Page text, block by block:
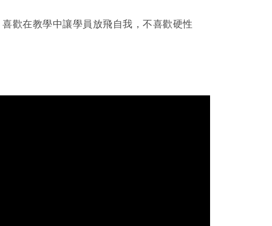
歡在教學中讓學員放飛自我，不喜歡硬性